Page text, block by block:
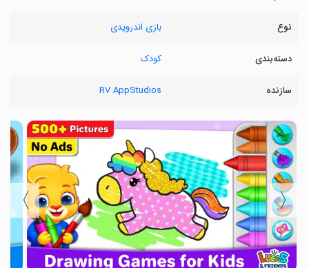
نوع بازی اندرویدی
دسته‌بندی کودک
سازنده RV AppStudios
〈
〉